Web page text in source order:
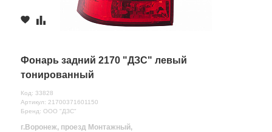
Фонарь задний 2170 "ДЗС" левый
тонированный
Код: 33828
Артикул: 21700371601150
Бренд: ООО "ДЗС"
г.Воронеж, проезд Монтажный,